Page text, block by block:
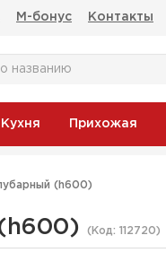
М-бонус Контакты
Кухня Прихожая
(h600)
(Код: 112720)